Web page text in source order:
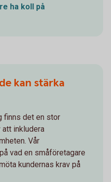
ha koll på
kan stärka
finns det en stor
inkludera
Vår
vad en småföretagare
kundernas krav på